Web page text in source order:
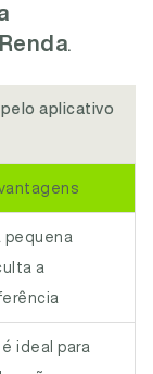
.
aplicativo
pequena
a
é ideal para